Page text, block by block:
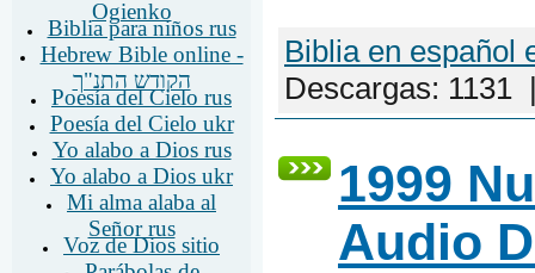
Ogienko
Biblia para niños rus
Hebrew Bible online -
הקודש התנ"ך
Poesía del Cielo rus
Poesía del Cielo ukr
Yo alabo a Dios rus
Yo alabo a Dios ukr
Mi alma alaba al
Señor rus
Voz de Dios sitio
Biblia en español
Descargas: 1131
1999
Audio